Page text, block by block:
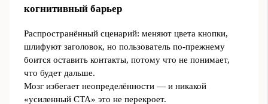
когнитивный барьер
Распространённый сценарий: меняют цвета кнопки,
шлифуют заголовок, но пользователь по‑прежнему
боится оставить контакты, потому что не понимает,
что будет дальше.
Мозг избегает неопределённости — и никакой
«усиленный CTA» это не перекроет.